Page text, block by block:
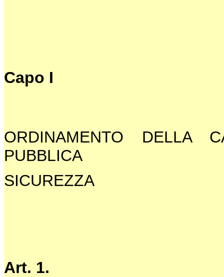
Capo I
ORDINAMENTO DELLA
PUBBLICA
SICUREZZA
Art. 1.